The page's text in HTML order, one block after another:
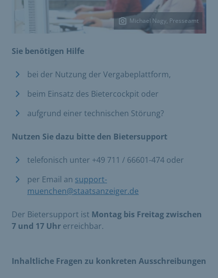
Michael Nagy, Presseamt
Sie benötigen Hilfe
bei der Nutzung der Vergabeplattform,
beim Einsatz des Bietercockpit oder
aufgrund einer technischen Störung?
Nutzen Sie dazu bitte den Bietersupport
telefonisch unter +49 711 / 66601-474 oder
per Email an support-
muenchen@staatsanzeiger.de
Der Bietersupport ist Montag bis Freitag zwischen
7 und 17 Uhr erreichbar.
Inhaltliche Fragen zu konkreten Ausschreibungen